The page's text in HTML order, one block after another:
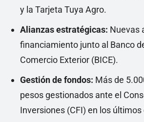
y la Tarjeta Tuya Agro.
Alianzas estratégicas: Nuevas
financiamiento junto al Banco
Comercio Exterior (BICE).
Gestión de fondos: Más de
pesos gestionados ante el
Inversiones (CFI) en los últimos